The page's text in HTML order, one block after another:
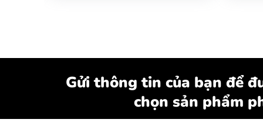
Gửi thông tin của bạn để
chọn sản phẩm